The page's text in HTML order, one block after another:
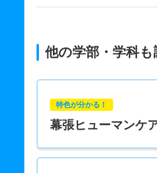
他の学部・学科も
特色が分かる！
幕張ヒューマンケ